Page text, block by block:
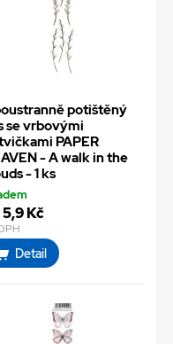
potištěný
se vrbovými
PAPER
- A walk in the
- 1 ks
Kč
Detail